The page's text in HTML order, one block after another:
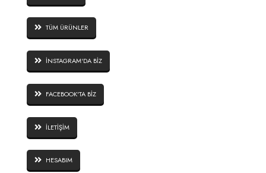
TÜM ÜRÜNLER
İNSTAGRAM'DA BİZ
FACEBOOK'TA BİZ
İLETİŞİM
HESABIM